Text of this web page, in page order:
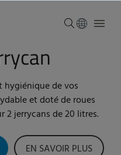
hygiénique de vos
et doté de roues
2 jerrycans de 20 litres.
EN SAVOIR PLUS